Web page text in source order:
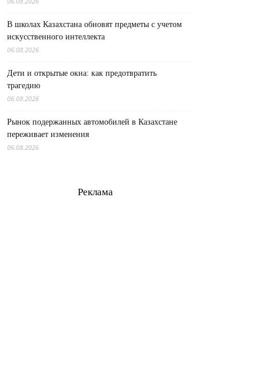
В школах Казахстана обновят предметы с учетом
искусственного интеллекта
06.08.2026
Дети и открытые окна: как предотвратить
трагедию
06.08.2026
Рынок подержанных автомобилей в Казахстане
переживает изменения
06.08.2026
Реклама